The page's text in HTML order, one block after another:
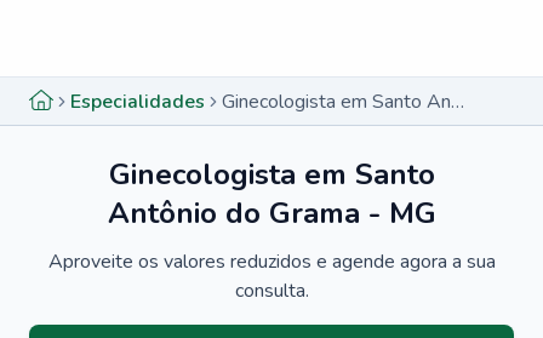
Especialidades Ginecologista em Santo Antônio do Grama - MG
Ginecologista em Santo
Antônio do Grama - MG
Aproveite os valores reduzidos e agende agora a sua
consulta.